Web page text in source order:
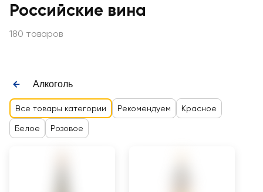
Российские вина
180 товаров
Алкоголь
Все товары категории Рекомендуем Красное
Белое Розовое